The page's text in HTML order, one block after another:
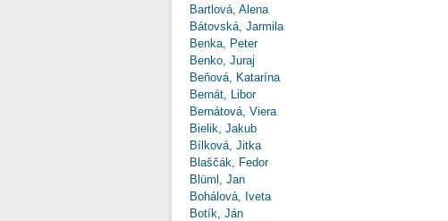
Bartlová, Alena
Bátovská, Jarmila
Benka, Peter
Benko, Juraj
Beňová, Katarína
Bernát, Libor
Bernátová, Viera
Bielik, Jakub
Bílková, Jitka
Blaščák, Fedor
Blüml, Jan
Bohálová, Iveta
Botík, Ján